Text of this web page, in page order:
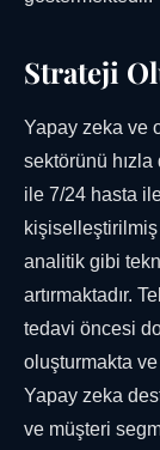
Strateji
Yapay zeka ve
sektörünü
ile 7/24 hasta
analitik gibi
artırmaktadır.
tedavi öncesi
oluşturmakta ve
Yapay zeka
ve müşteri